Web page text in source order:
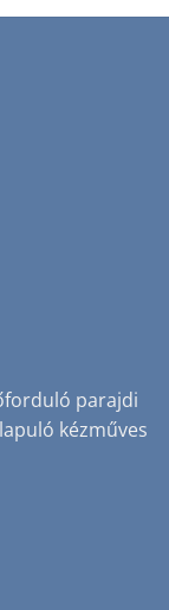
parajdi
kézműves